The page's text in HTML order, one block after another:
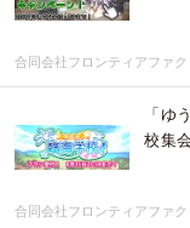
合同会社フロンティアファク
「ゆ
校集
合同会社フロンティアファク